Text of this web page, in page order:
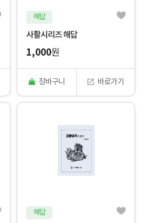
해답
사활시리즈 해답
1,000원
장바구니 바로가기
해답